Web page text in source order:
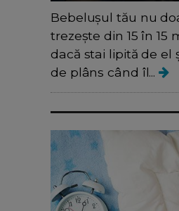
Bebelușul tău nu
trezește din 15 în
dacă stai lipită de el
de plâns când îl...